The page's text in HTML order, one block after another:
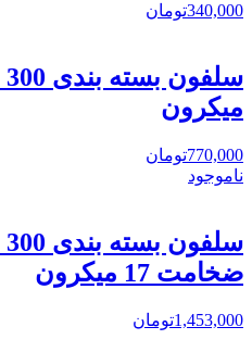
340,000تومان
میکرون
770,000تومان
ناموجود
ضخامت 17 میکرون
1,453,000تومان